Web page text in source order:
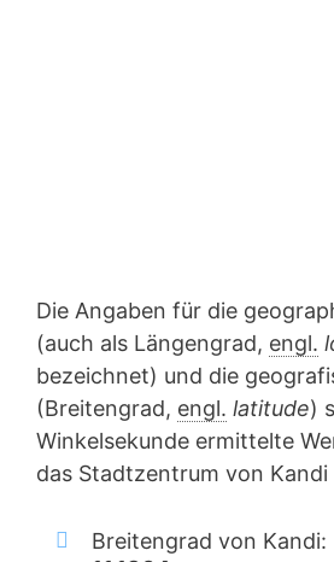
Die Angaben für die
(auch als Längengrad, engl.
bezeichnet) und die
(Breitengrad, engl. latitude)
Winkelsekunde ermittelte
das Stadtzentrum von Kandi
Breitengrad von Kandi: